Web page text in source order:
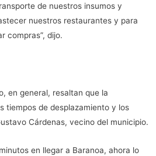
de nuestros insumos y
nuestros restaurantes y para
compras”, dijo.
en general, resaltan que la
tiempos de desplazamiento y los
Cárdenas, vecino del municipio.
en llegar a Baranoa, ahora lo